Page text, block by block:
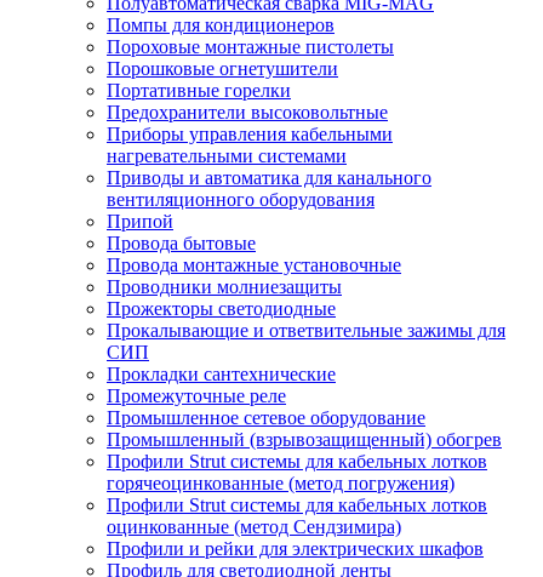
Помпы для кондиционеров
Пороховые монтажные пистолеты
Порошковые огнетушители
Портативные горелки
Предохранители высоковольтные
Приборы управления кабельными
нагревательными системами
Приводы и автоматика для канального
вентиляционного оборудования
Припой
Провода бытовые
Провода монтажные установочные
Проводники молниезащиты
Прожекторы светодиодные
Прокалывающие и ответвительные зажимы для
СИП
Прокладки сантехнические
Промежуточные реле
Промышленное сетевое оборудование
Промышленный (взрывозащищенный) обогрев
Профили Strut системы для кабельных лотков
горячеоцинкованные (метод погружения)
Профили Strut системы для кабельных лотков
оцинкованные (метод Сендзимира)
Профили и рейки для электрических шкафов
Профиль для светодиодной ленты